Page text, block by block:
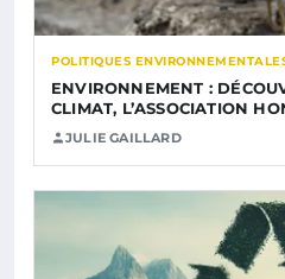
POLITIQUES
ENVIRONNEMENT :
CLIMAT, L’ASSOCIATION
JULIE GAILLARD